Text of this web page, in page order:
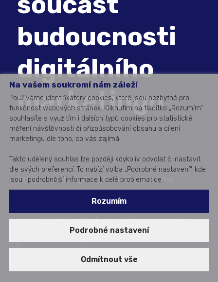
budoucnosti
digitálního
marketingu
S růstem počtu digitálních kanálů a množství
zákaznických dat je pro firmy stále složitější získat
jednotný pohled na své zákazníky. A proto se CDP
postupně stává nezbytným nástrojem moderního
digitálního marketingu.
Na vašem soukromí nám záleží
Používáme identifikátory cookies, které jsou nezbytné pro
funkčnost webových stránek. Kliknutím na tlačítko „Rozumím“
souhlasíte s využitím i dalších typů cookies pro statistické
měření návštěvnosti či přizpůsobování obsahu a cílení
marketingu dle toho, co vás zajímá.
Takto udělený souhlas lze později kdykoliv odvolat či nastavit
dle svých preferencí. To nabízí volba „Podrobné nastavení“, kde
jsou i podrobnější informace k celé problematice.
Rozumím
Podrobné nastavení
Odmítnout vše